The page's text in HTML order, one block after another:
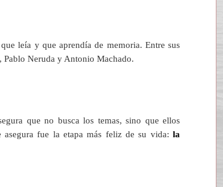
leía y que aprendía de memoria. Entre sus
Pablo Neruda y Antonio Machado.
que no busca los temas, sino que ellos
asegura fue la etapa más feliz de su vida: la